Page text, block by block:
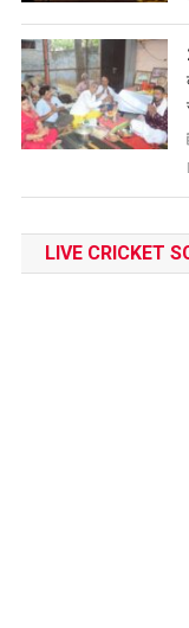
LIVE CRICKET